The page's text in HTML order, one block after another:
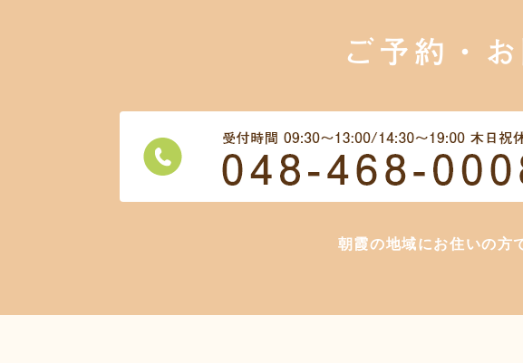
ご予約・
朝霞の地域にお住いの方